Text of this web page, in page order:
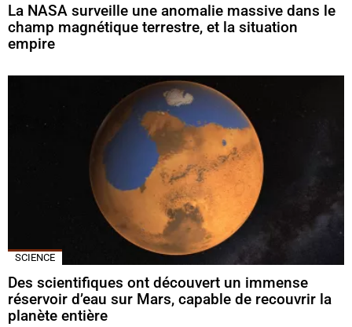
La NASA surveille une anomalie massive dans le
champ magnétique terrestre, et la situation
empire
SCIENCE
Des scientifiques ont découvert un immense
réservoir d’eau sur Mars, capable de recouvrir la
planète entière